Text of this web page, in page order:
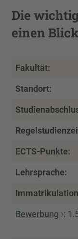
Die
einen
Fakultät:
Standort:
ECTS-Punkte:
Lehrsprache:
Bewerbung :